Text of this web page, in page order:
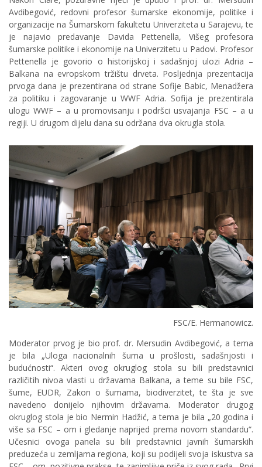
Avdibegović, redovni profesor šumarske ekonomije, politike i
organizacije na Šumarskom fakultetu Univerziteta u Sarajevu, te
je najavio predavanje Davida Pettenella, Višeg profesora
šumarske politike i ekonomije na Univerzitetu u Padovi. Profesor
Pettenella je govorio o historijskoj i sadašnjoj ulozi Adria –
Balkana na evropskom tržištu drveta. Posljednja prezentacija
prvoga dana je prezentirana od strane Sofije Babic, Menadžera
za politiku i zagovaranje u WWF Adria. Sofija je prezentirala
ulogu WWF – a u promovisanju i podršci usvajanja FSC – a u
regiji. U drugom dijelu dana su održana dva okrugla stola.
FSC/E. Hermanowicz.
Moderator prvog je bio prof. dr. Mersudin Avdibegović, a tema
je bila „Uloga nacionalnih šuma u prošlosti, sadašnjosti i
budućnosti“. Akteri ovog okruglog stola su bili predstavnici
različitih nivoa vlasti u državama Balkana, a teme su bile FSC,
šume, EUDR, Zakon o šumama, biodiverzitet, te šta je sve
navedeno donijelo njihovim državama. Moderator drugog
okruglog stola je bio Nermin Hadžić, a tema je bila „20 godina i
više sa FSC – om i gledanje naprijed prema novom standardu“.
Učesnici ovoga panela su bili predstavnici javnih šumarskih
preduzeća u zemljama regiona, koji su podijeli svoja iskustva sa